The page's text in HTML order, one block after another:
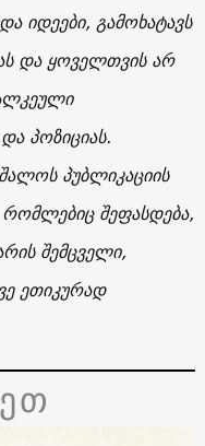
იდეები, გამოხატავს
და ყოველთვის არ
პოზიციას.
პუბლიკაციის
შეფასდება,
შემცველი,
ეთიკურად